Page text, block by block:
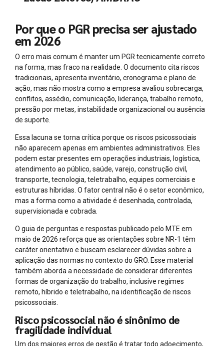
Por que o PGR precisa ser ajustado
em 2026
O erro mais comum é manter um PGR tecnicamente correto
na forma, mas fraco na realidade. O documento cita riscos
tradicionais, apresenta inventário, cronograma e plano de
ação, mas não mostra como a empresa avaliou sobrecarga,
conflitos, assédio, comunicação, liderança, trabalho remoto,
pressão por metas, instabilidade organizacional ou ausência
de suporte.
Essa lacuna se torna crítica porque os riscos psicossociais
não aparecem apenas em ambientes administrativos. Eles
podem estar presentes em operações industriais, logística,
atendimento ao público, saúde, varejo, construção civil,
transporte, tecnologia, teletrabalho, equipes comerciais e
estruturas híbridas. O fator central não é o setor econômico,
mas a forma como a atividade é desenhada, controlada,
supervisionada e cobrada.
O guia de perguntas e respostas publicado pelo MTE em
maio de 2026 reforça que as orientações sobre NR-1 têm
caráter orientativo e buscam esclarecer dúvidas sobre a
aplicação das normas no contexto do GRO. Esse material
também aborda a necessidade de considerar diferentes
formas de organização do trabalho, inclusive regimes
remoto, híbrido e teletrabalho, na identificação de riscos
psicossociais.
Risco psicossocial não é sinônimo de
fragilidade individual
Um dos maiores erros de gestão é tratar todo adoecimento,